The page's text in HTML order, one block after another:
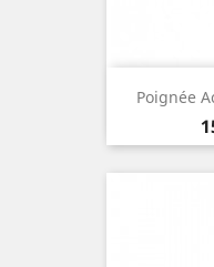
Poignée